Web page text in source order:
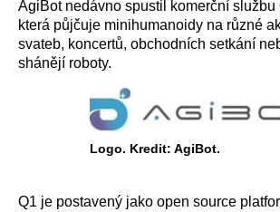
AgiBot nedávno spustil komerční službu
která půjčuje minihumanoidy na různé
svateb, koncertů, obchodních setkání
shánějí roboty.
Logo. Kredit: AgiBot.
Q1 je postavený jako open source